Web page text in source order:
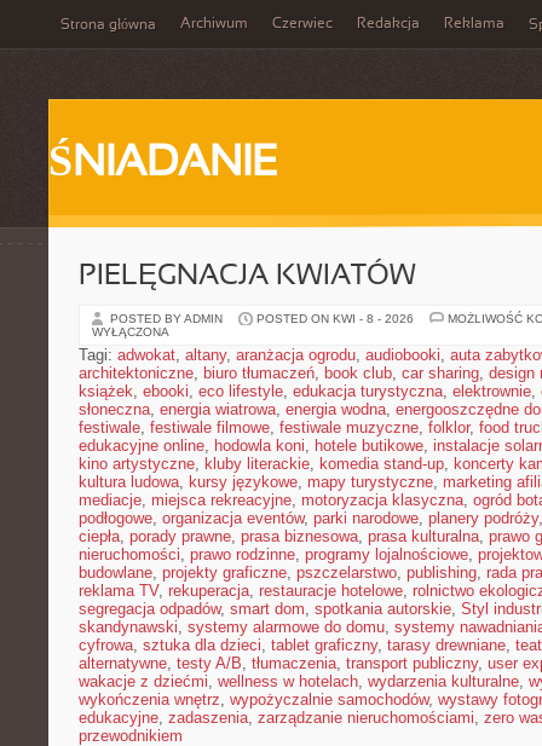
Strona główna Archiwum Czerwiec Redakcja Reklama
ŚNIADANIE
PIELĘGNACJA KWIATÓW
POSTED BY ADMIN POSTED ON KWI - 8 - 2026
MOŻLIWOŚĆ
WYŁĄCZONA
Tagi: adwokat, altany, aranżacja ogrodu, audiobooki, auta
architektoniczne, biuro tłumaczeń, book club, car sharing, design
książek, ebooki, eco lifestyle, edukacja turystyczna, elektrownie,
słoneczna, energia wiatrowa, energia wodna, energooszczędne
festiwale, festiwale filmowe, festiwale muzyczne, folklor, food
edukacyjne online, hodowla koni, hotele butikowe, instalacje
kino artystyczne, kluby literackie, komedia stand-up, koncerty
kultura ludowa, kursy językowe, mapy turystyczne, marketing
mediacje, miejsca rekreacyjne, motoryzacja klasyczna, ogród
podłogowe, organizacja eventów, parki narodowe, planery podróży
ciepła, porady prawne, prasa biznesowa, prasa kulturalna, prawo
nieruchomości, prawo rodzinne, programy lojalnościowe,
budowlane, projekty graficzne, pszczelarstwo, publishing, rada
reklama TV, rekuperacja, restauracje hotelowe, rolnictwo
segregacja odpadów, smart dom, spotkania autorskie, Styl
skandynawski, systemy alarmowe do domu, systemy
cyfrowa, sztuka dla dzieci, tablet graficzny, tarasy drewniane,
alternatywne, testy A/B, tłumaczenia, transport publiczny, user
wakacje z dziećmi, wellness w hotelach, wydarzenia kulturalne,
wykończenia wnętrz, wypożyczalnie samochodów, wystawy
edukacyjne, zadaszenia, zarządzanie nieruchomościami, zero
przewodnikiem